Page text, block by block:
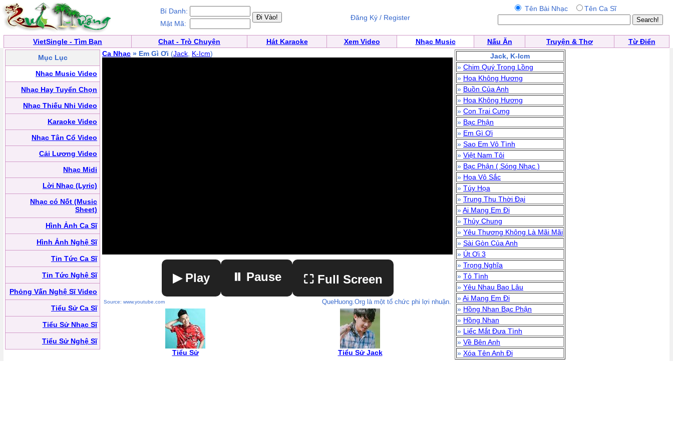
Bí Danh:
Mật Mã:
Đăng Ký / Register
Tên Bài Nhạc Tên Ca Sĩ
VietSingle - Tìm Bạn Chat - Trò Chuyện Hát Karaoke Xem Video Nhạc Music Nấu Ăn Truyện & Thơ
Từ Điển
Mục Lục
Nhạc Music Video
Nhạc Hay Tuyển Chọn
Nhạc Thiếu Nhi Video
Karaoke Video
Nhạc Tân Cổ Video
Cải Lương Video
Nhạc Midi
Lời Nhạc (Lyric)
Nhạc có Nốt (Music
Sheet)
Hình Ảnh Ca Sĩ
Hình Ảnh Nghệ Sĩ
Tin Tức Ca Sĩ
Tin Tức Nghệ Sĩ
Phỏng Vấn Nghệ Sĩ Video
Tiểu Sử Ca Sĩ
Tiểu Sử Nhạc Sĩ
Tiểu Sử Nghệ Sĩ
Ca Nhạc » Em Gì Ơi (Jack K-Icm)
▶ Play ⏸ Pause ⛶ Full Screen
Source: www.youtube.com QueHuong.Org là một tổ chức phi lợi nhuận.
Tiểu Sử Tiểu Sử Jack
Jack, K-Icm
» Chim Quý Trong Lồng
» Hoa Không Hương
» Buồn Của Anh
» Hoa Không Hương
» Con Trai Cưng
» Bạc Phận
» Em Gì Ơi
» Sao Em Vô Tình
» Việt Nam Tôi
» Bạc Phận ( Sóng Nhạc )
» Hoa Vô Sắc
» Túy Họa
» Trung Thu Thời Đại
»Ai Mang Em Đi
» Thủy Chung
» Yêu Thương Không Là Mãi Mãi
» Sài Gòn Của Anh
» Út Ơi 3
» Trọng Nghĩa
» Tỏ Tình
» Yêu Nhau Bao Lâu
»Ai Mang Em Đi
» Hồng Nhan Bạc Phận
» Hồng Nhan
» Liếc Mắt Đưa Tình
» Về Bên Anh
» Xóa Tên Anh Đi